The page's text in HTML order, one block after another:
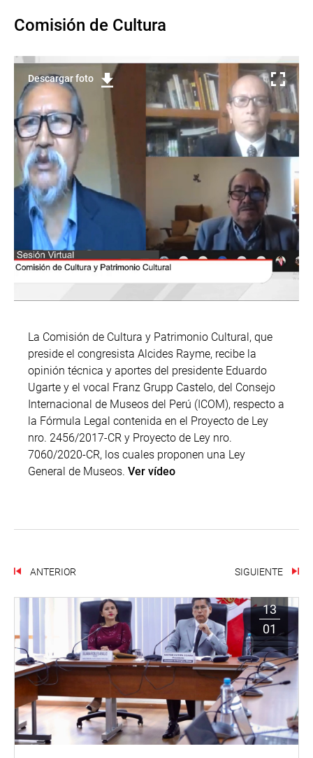
Comisión de Cultura
Descargar foto
La Comisión de Cultura y Patrimonio Cultural, que
preside el congresista Alcides Rayme, recibe la
opinión técnica y aportes del presidente Eduardo
Ugarte y el vocal Franz Grupp Castelo, del Consejo
Internacional de Museos del Perú (ICOM), respecto a
la Fórmula Legal contenida en el Proyecto de Ley
nro. 2456/2017-CR y Proyecto de Ley nro.
7060/2020-CR, los cuales proponen una Ley
General de Museos. Ver vídeo
ANTERIOR SIGUIENTE
13
01